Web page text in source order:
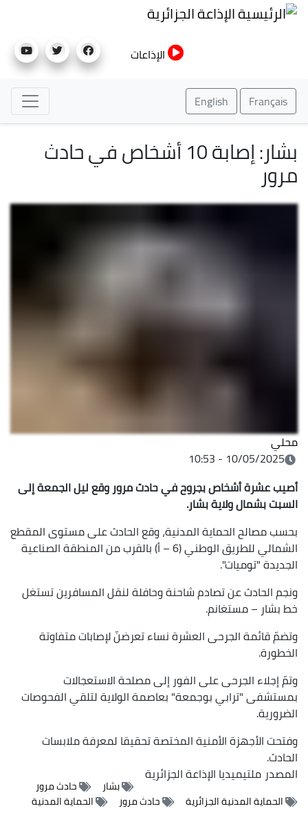
تجاوز
إلى
الرئيسي
الإذاعة الجزائرية
الإذاعات
Français
English
بشار: إصابة 10 أشخاص في حادث
مرور
محلي
10/05/2025 - 10:53
أصيب عشرة أشخاص بجروح في حادث مرور وقع ليل الجمعة إلى
السبت بشمال ولاية بشار.
بحسب مصالح الحماية المدنية، وقع الحادث على مستوى المقطع
الشمالي للطريق الوطني (6 – أ) بالقرب من المنطقة الصناعية
الجديدة "توميات".
ونجم الحادث عن تصادم شاحنة وحافلة لنقل المسافرين تستغل
خط بشار – مستغانم.
وتضمّ قائمة الجرحى العشرة نساء تعرضنّ لإصابات متفاوتة
الخطورة.
وتمّ إجلاء الجرحى على الفور إلى مصلحة الاستعجالات
بمستشفى "ترابي بوجمعة" بعاصمة الولاية لتلقي الفحوصات
الضرورية.
وفتحت الأجهزة الأمنية المختصة تحقيقا لمعرفة ملابسات
الحادث.
المصدرملتيميديا الإذاعة الجزائرية
بشار
حادث مرور
الحماية المدنية الجزائرية
حادث مرور الحماية المدنية